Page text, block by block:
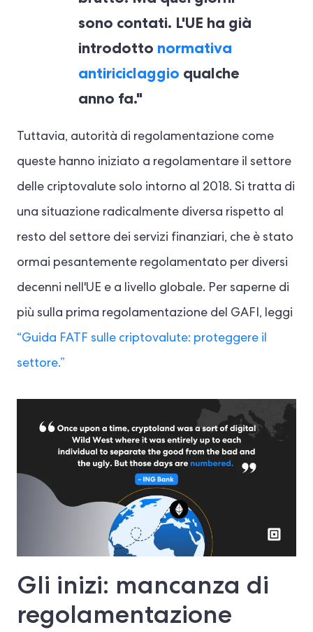
sono contati. L'UE ha già
introdotto normativa
antiriciclaggio qualche
anno fa."
Tuttavia, autorità di regolamentazione come
queste hanno iniziato a regolamentare il settore
delle criptovalute solo intorno al 2018. Si tratta di
una situazione radicalmente diversa rispetto al
resto del settore dei servizi finanziari, che è stato
ormai pesantemente regolamentato per diversi
decenni nell'UE e a livello globale. Per saperne di
più sulla prima regolamentazione del GAFI, leggi
“Guida FATF sulle criptovalute: proteggere il
settore.”
Gli inizi: mancanza di
regolamentazione